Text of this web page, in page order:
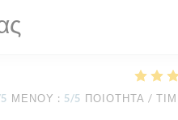
ΜΕΝΟΎ : 5/5 ΠΟΙΌΤΗΤΑ /